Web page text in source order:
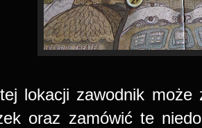
lokacji zawodnik może
oraz zamówić te